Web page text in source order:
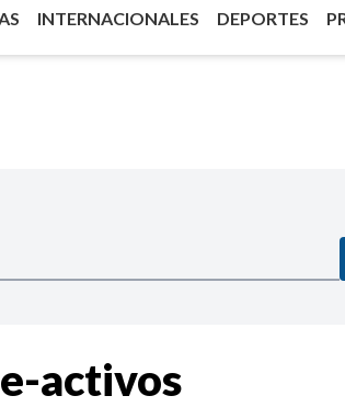
INTERNACIONALES DEPORTES
activos